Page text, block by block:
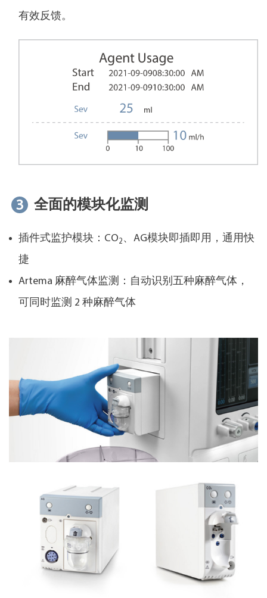
有效反馈。
3 全面的模块化监测
插件式监护模块：CO2 、AG模块即插即用，通用快
捷
Artema 麻醉气体监测：自动识别五种麻醉气体，
可同时监测 2 种麻醉气体